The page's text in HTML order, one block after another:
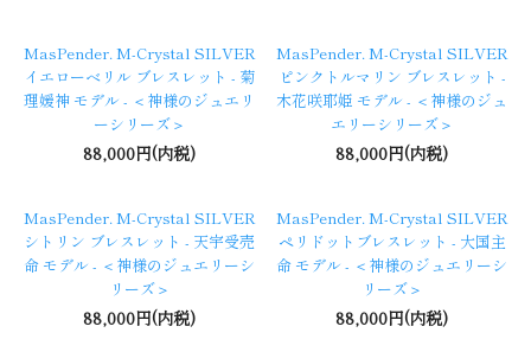
MasPender. M-Crystal SILVER
イエローベリル ブレスレット - 菊
理媛神 モデル - ＜神様のジュエリ
ーシリーズ＞
88,000円(内税)
MasPender. M-Crystal SILVER
ピンクトルマリン ブレスレット -
木花咲耶姫 モデル - ＜神様のジュ
エリーシリーズ＞
88,000円(内税)
MasPender. M-Crystal SILVER
シトリン ブレスレット - 天宇受売
命 モデル - ＜神様のジュエリーシ
リーズ＞
88,000円(内税)
MasPender. M-Crystal SILVER
ペリドットブレスレット - 大国主
命 モデル - ＜神様のジュエリーシ
リーズ＞
88,000円(内税)